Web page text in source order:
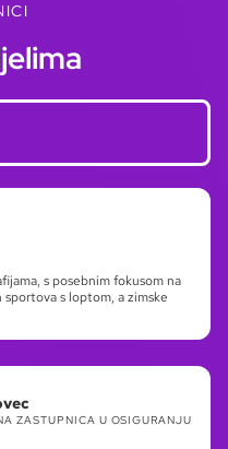
s posebnim fokusom na
s loptom, a zimske
ZASTUPNICA U OSIGURANJU